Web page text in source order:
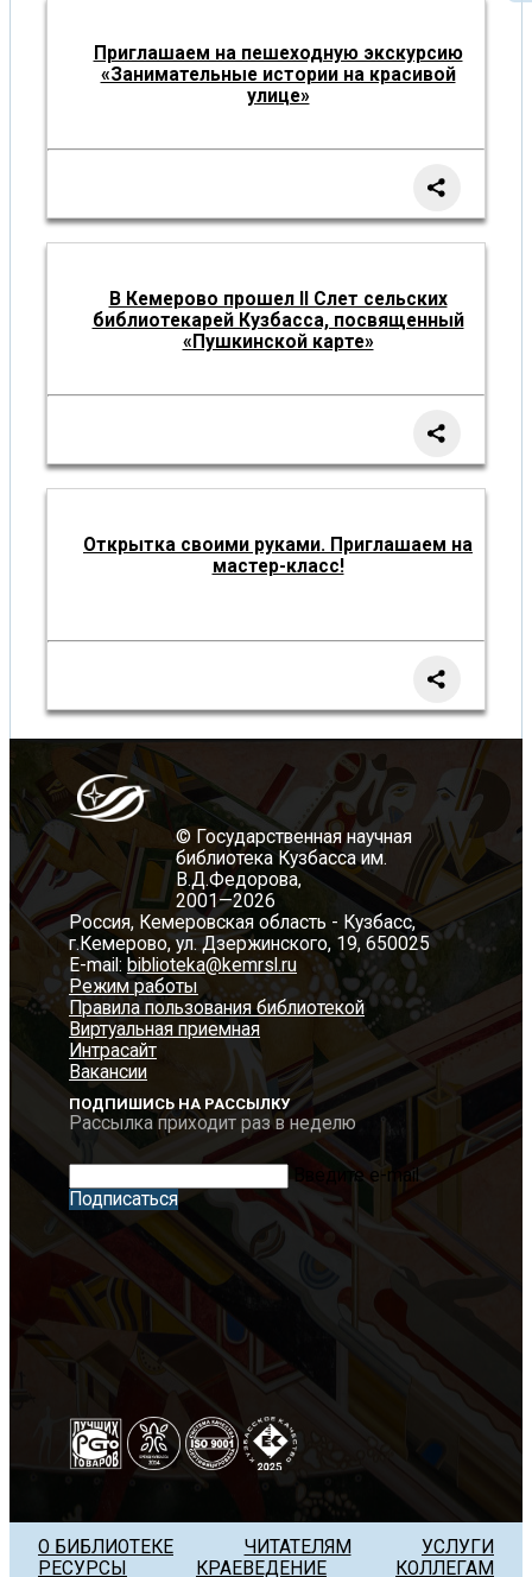
Приглашаем на пешеходную экскурсию
«Занимательные истории на красивой
улице»
В Кемерово прошел II Слет сельских
библиотекарей Кузбасса, посвященный
«Пушкинской карте»
Открытка своими руками. Приглашаем на
мастер-класс!
© Государственная научная
библиотека Кузбасса им.
В.Д.Федорова,
2001—2026
Россия, Кемеровская область - Кузбасс,
г.Кемерово, ул. Дзержинского, 19, 650025
E-mail: biblioteka@kemrsl.ru
Режим работы
Правила пользования библиотекой
Виртуальная приемная
Интрасайт
Вакансии
ПОДПИШИСЬ НА РАССЫЛКУ
Рассылка приходит раз в неделю
Введите e-mail
Подписаться
О БИБЛИОТЕКЕ ЧИТАТЕЛЯМ
УСЛУГИ
РЕСУРСЫ
КРАЕВЕДЕНИЕ КОЛЛЕГАМ